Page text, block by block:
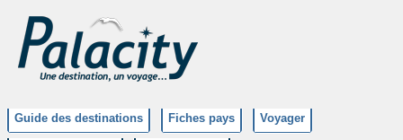
Guide des destinations Fiches pays Voyager